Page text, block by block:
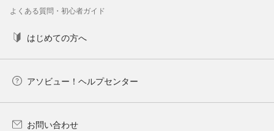
よくある質問・初心者ガイド
はじめての方へ
アソビュー！ヘルプセンター
お問い合わせ